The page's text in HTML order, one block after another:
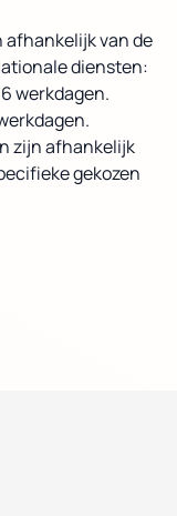
afhankelijk van de
diensten:
werkdagen.
zijn afhankelijk
gekozen